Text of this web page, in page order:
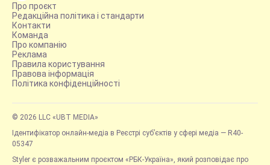
Про проєкт
Редакційна політика і стандарти
Контакти
Команда
Про компанію
Реклама
Правила користування
Правова інформація
Політика конфіденційності
© 2026 LLC «UBT MEDIA»
Ідентифікатор онлайн-медіа в Реєстрі суб’єктів у сфері медіа — R40-
05347
Styler є розважальним проєктом «РБК-Україна», який розповідає про